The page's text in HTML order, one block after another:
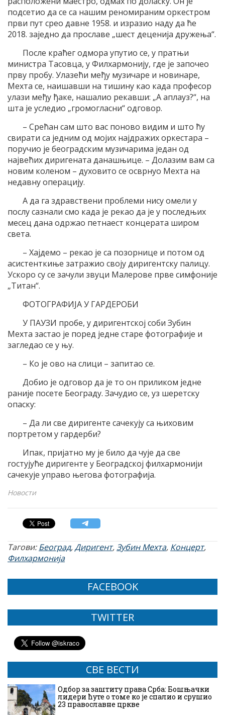
подсетио да се са нашим реномираним оркестром
први пут срео давне 1958. и изразио наду да ће
2018. заједно да прославе „шест деценија дружења“.
После краћег одмора упутио се, у пратњи
министра Тасовца, у Филхармонију, где је започео
прву пробу. Улазећи међу музичаре и новинаре,
Мехта се, наишавши на тишину као када професор
улази међу ђаке, нашалио рекавши: „А аплауз?“, на
шта је уследио „громогласни“ одговор.
– Срећан сам што вас поново видим и што ћу
свирати са једним од мојих најдражих оркестара –
поручио је београдским музичарима један од
највећих диригената данашњице. – Долазим вам са
новим коленом – духовито се осврнуо Мехта на
недавну операцију.
А да га здравствени проблеми нису омели у
послу сазнали смо када је рекао да је у последњих
месец дана одржао петнаест концерата широм
света.
– Хајдемо – рекао је са позорнице и потом од
асистенткиње затражио своју диригентску палицу.
Ускоро су се зачули звуци Малерове прве симфоније
„Титан“.
ФОТОГРАФИЈА У ГАРДЕРОБИ
У ПАУЗИ пробе, у диригентској соби Зубин
Мехта застао је поред једне старе фотографије и
загледао се у њу.
– Ко је ово на слици – запитао се.
Добио је одговор да је то он приликом једне
раније посете Београду. Зачудио се, уз шеретску
опаску:
– Да ли све диригенте сачекују са њиховим
портретом у гардерби?
Ипак, пријатно му је било да чује да све
гостујуће диригенте у Београдској филхармонији
сачекује управо његова фотографија.
Новости
Тагови:Београд,Диригент,Зубин Мехта, Концерт,
Филхармонија
FACEBOOK
TWITTER
СВЕ ВЕСТИ
Одбор за заштиту права Срба: Бошњачки
лидери ћуте о томе ко је спалио и срушио
23 православне цркве